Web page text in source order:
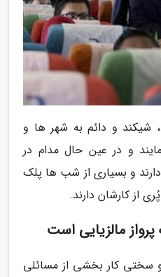
و دائم به شهر ها و
و در عین حال مدام در
و بسیاری از شب ها پلک
از کارشان دارند.
مالزیایی است
سختی کار بخشی از مسائلی